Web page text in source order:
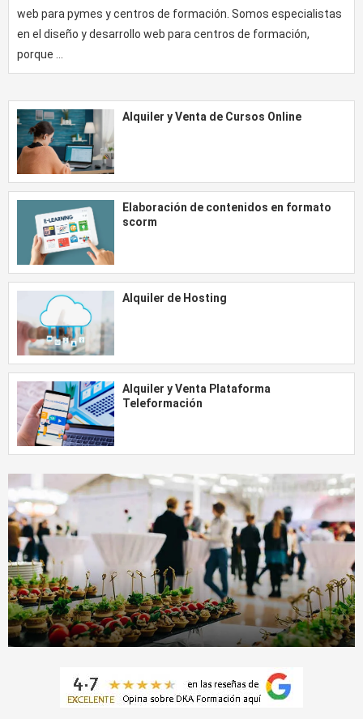
web para pymes y centros de formación. Somos especialistas
en el diseño y desarrollo web para centros de formación,
porque …
Alquiler y Venta de Cursos Online
Elaboración de contenidos en formato
scorm
Alquiler de Hosting
Alquiler y Venta Plataforma
Teleformación